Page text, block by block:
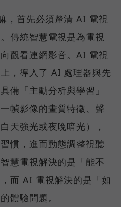
，首先必須釐清 AI 電視
傳統智慧電視是為電視
觀看連網影音。AI 電視
，導入了 AI 處理器與先
備「主動分析與學習」
幀影像的畫質特徵、聲
天強光或夜晚暗光），
慣，進而動態調整視聽
慧電視解決的是「能不
而 AI 電視解決的是「如
體驗問題。